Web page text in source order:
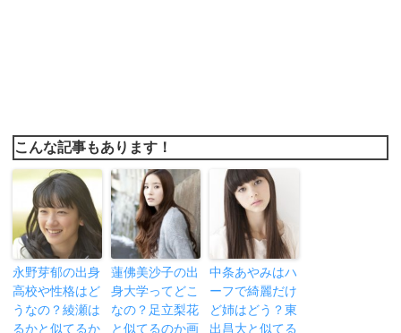
こんな記事もあります！
永野芽郁の出身
高校や性格はど
うなの？綾瀬は
るかと似てるか
蓮佛美沙子の出
身大学ってどこ
なの？足立梨花
と似てるのか画
中条あやみはハ
ーフで綺麗だけ
ど姉はどう？東
出昌大と似てる